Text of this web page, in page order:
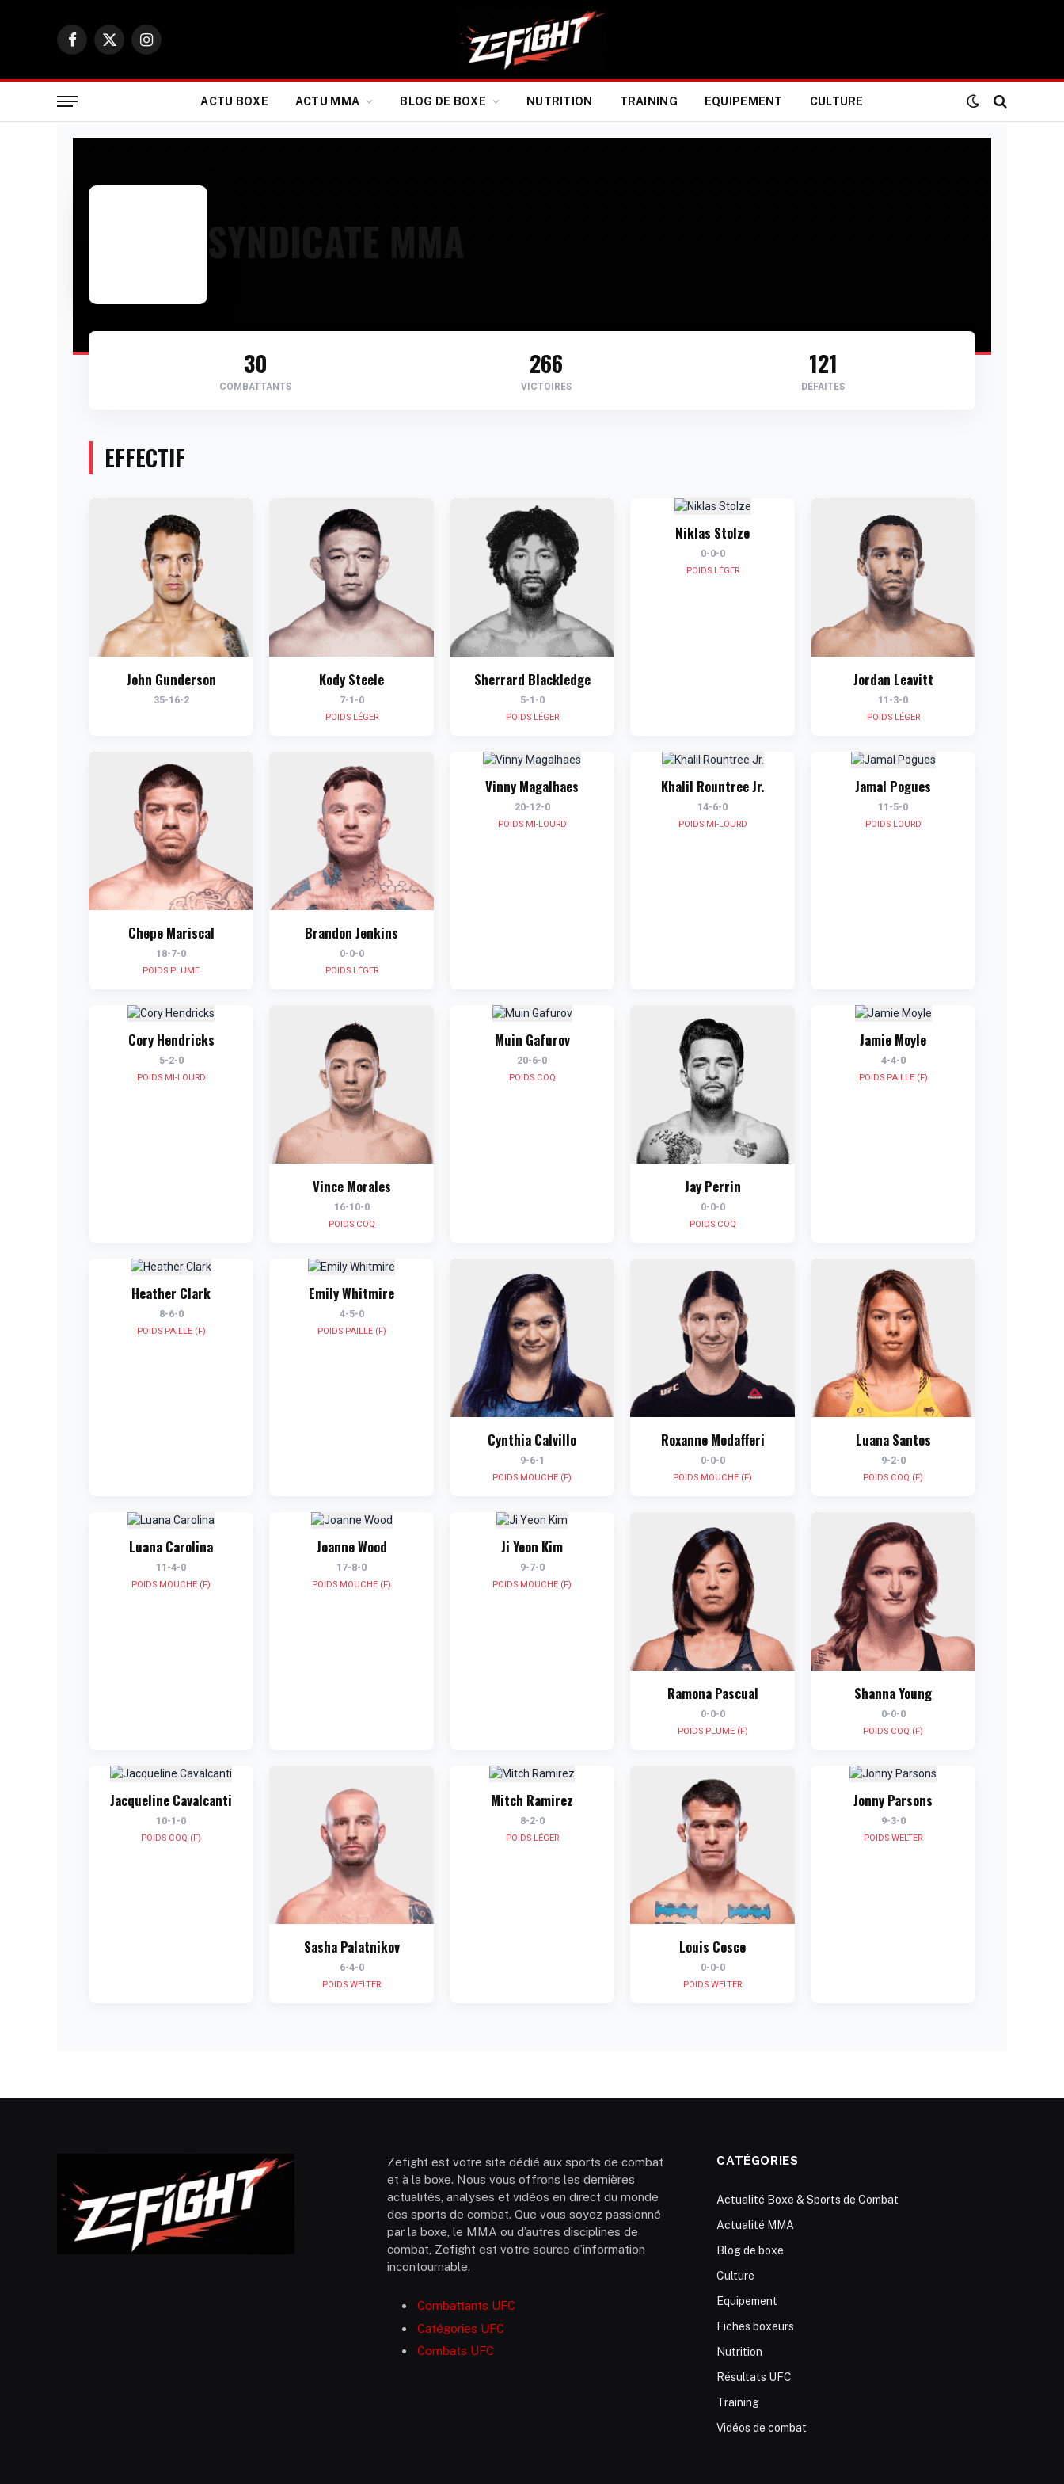
Facebook
X
Instagram
ACTU BOXE ACTU MMA BLOG DE BOXE NUTRITION TRAINING EQUIPEMENT CULTURE
30
COMBATTANTS
266
VICTOIRES
121
DÉFAITES
EFFECTIF
John Gunderson
35-16-2
Kody Steele
7-1-0
POIDS LÉGER
Sherrard Blackledge
5-1-0
POIDS LÉGER
Niklas Stolze
0-0-0
POIDS LÉGER
Jordan Leavitt
11-3-0
POIDS LÉGER
Chepe Mariscal
18-7-0
POIDS PLUME
Brandon Jenkins
0-0-0
POIDS LÉGER
Vinny Magalhaes
20-12-0
POIDS MI-LOURD
Khalil Rountree Jr.
14-6-0
POIDS MI-LOURD
Jamal Pogues
11-5-0
POIDS LOURD
Cory Hendricks
5-2-0
POIDS MI-LOURD
Vince Morales
16-10-0
POIDS COQ
Muin Gafurov
20-6-0
POIDS COQ
Jay Perrin
0-0-0
POIDS COQ
Jamie Moyle
4-4-0
POIDS PAILLE (F)
Heather Clark
8-6-0
POIDS PAILLE (F)
Emily Whitmire
4-5-0
POIDS PAILLE (F)
Cynthia Calvillo
9-6-1
POIDS MOUCHE (F)
Roxanne Modafferi
0-0-0
POIDS MOUCHE (F)
Luana Santos
9-2-0
POIDS COQ (F)
Luana Carolina
11-4-0
POIDS MOUCHE (F)
Joanne Wood
17-8-0
POIDS MOUCHE (F)
Ji Yeon Kim
9-7-0
POIDS MOUCHE (F)
Ramona Pascual
0-0-0
POIDS PLUME (F)
Shanna Young
0-0-0
POIDS COQ (F)
Jacqueline Cavalcanti
10-1-0
POIDS COQ (F)
Sasha Palatnikov
6-4-0
POIDS WELTER
Mitch Ramirez
8-2-0
POIDS LÉGER
Louis Cosce
0-0-0
POIDS WELTER
Jonny Parsons
9-3-0
POIDS WELTER
Zefight est votre site dédié aux sports de combat
et à la boxe. Nous vous offrons les dernières
actualités, analyses et vidéos en direct du monde
des sports de combat. Que vous soyez passionné
par la boxe, le MMA ou d’autres disciplines de
combat, Zefight est votre source d’information
incontournable.
Combattants UFC
Catégories UFC
Combats UFC
CATÉGORIES
Actualité Boxe & Sports de Combat
Actualité MMA
Blog de boxe
Culture
Equipement
Fiches boxeurs
Nutrition
Résultats UFC
Training
Vidéos de combat